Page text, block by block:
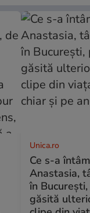
Unica.ro
Ce s-a
Anastasia,
în
găsită